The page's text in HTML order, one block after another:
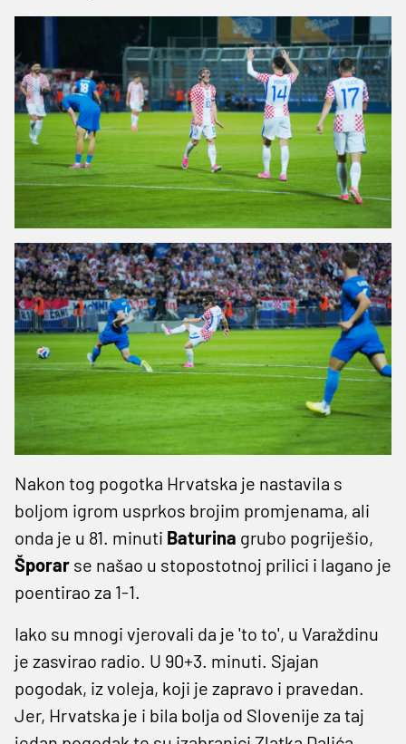
Nakon tog pogotka Hrvatska je nastavila s
boljom igrom usprkos brojim promjenama, ali
onda je u 81. minuti Baturina grubo pogriješio,
Šporar se našao u stopostotnoj prilici i lagano je
poentirao za 1-1.
Iako su mnogi vjerovali da je 'to to', u Varaždinu
je zasvirao radio. U 90+3. minuti. Sjajan
pogodak, iz voleja, koji je zapravo i pravedan.
Jer, Hrvatska je i bila bolja od Slovenije za taj